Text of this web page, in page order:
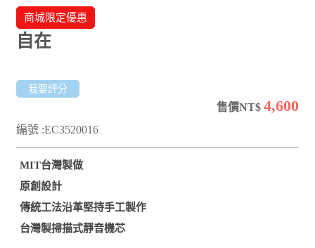
商城限定優惠
自在
我要評分
售價NT$ 4,600
編號 :EC3520016
MIT台灣製做
原創設計
傳統工法沿革堅持手工製作
台灣製掃描式靜音機芯